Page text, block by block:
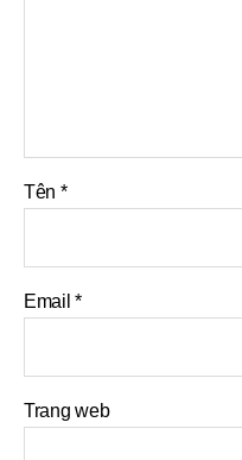
Tên *
Email*
Trang web